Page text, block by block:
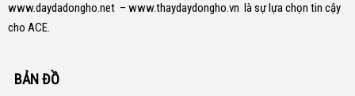
www.daydadongho.net – www.thaydaydongho.vn là sự lựa chọn tin cậy
cho ACE.
BẢN ĐỒ